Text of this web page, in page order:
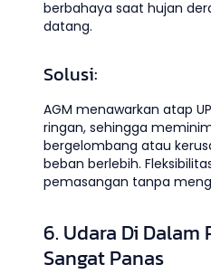
berbahaya saat hujan
datang.
Solusi:
AGM menawarkan atap
ringan, sehingga
bergelombang atau
beban berlebih.
pemasangan tanpa
6. Udara Di Dalam
Sangat Panas